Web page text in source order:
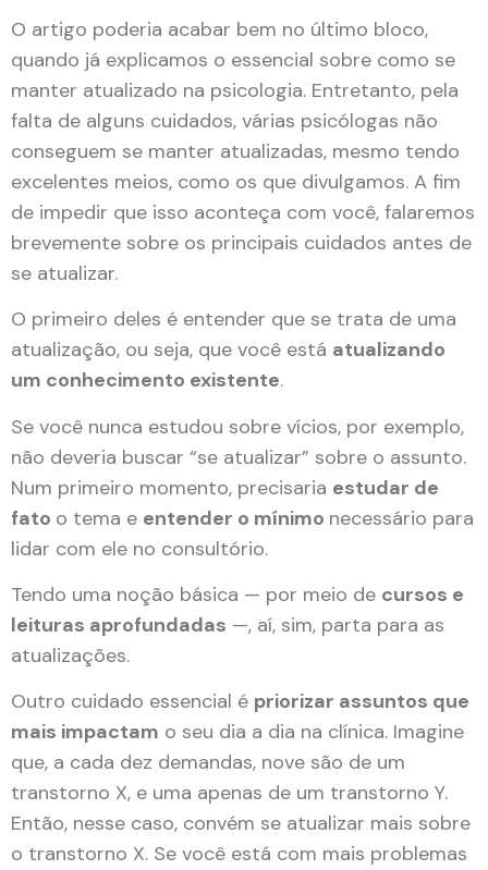
O artigo poderia acabar bem no último bloco,
quando já explicamos o essencial sobre como se
manter atualizado na psicologia. Entretanto, pela
falta de alguns cuidados, várias psicólogas não
conseguem se manter atualizadas, mesmo tendo
excelentes meios, como os que divulgamos. A fim
de impedir que isso aconteça com você, falaremos
brevemente sobre os principais cuidados antes de
se atualizar.
O primeiro deles é entender que se trata de uma
atualização, ou seja, que você está atualizando
um conhecimento existente.
Se você nunca estudou sobre vícios, por exemplo,
não deveria buscar “se atualizar” sobre o assunto.
Num primeiro momento, precisaria estudar de
fato o tema e entender o mínimo necessário para
lidar com ele no consultório.
Tendo uma noção básica — por meio de cursos e
leituras aprofundadas —, aí, sim, parta para as
atualizações.
Outro cuidado essencial é priorizar assuntos que
mais impactam o seu dia a dia na clínica. Imagine
que, a cada dez demandas, nove são de um
transtorno X, e uma apenas de um transtorno Y.
Então, nesse caso, convém se atualizar mais sobre
o transtorno X. Se você está com mais problemas